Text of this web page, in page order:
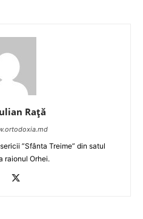
Raţă
”Sfânta Treime” din satul
raionul Orhei.